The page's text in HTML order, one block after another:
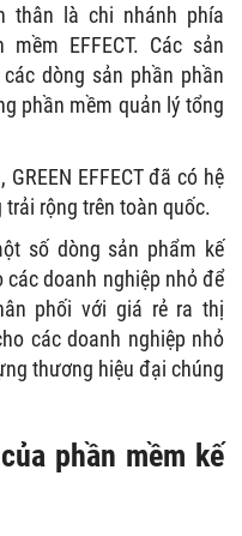
thân là chi nhánh phía
EFFECT. Các sản
dòng sản phần phần
phần mềm quản lý tổng
EFFECT đã có hệ
rộng trên toàn quốc.
số dòng sản phẩm kế
doanh nghiệp nhỏ để
phối với giá rẻ ra thị
các doanh nghiệp nhỏ
thương hiệu đại chúng
phần mềm kế